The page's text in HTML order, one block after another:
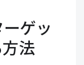
ゲッ
法